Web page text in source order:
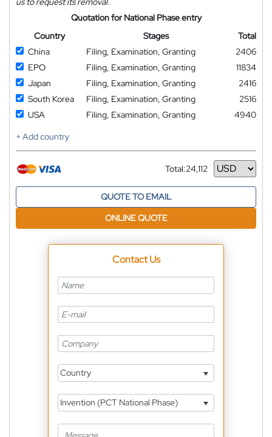
Quotation for National Phase entry
Country
Stages
Total
China
Filing, Examination, Granting
2406
EPO
Filing, Examination, Granting
11834
Japan
Filing, Examination, Granting
2416
South Korea
Filing, Examination, Granting
2516
USA
Filing, Examination, Granting
4940
+ Add country
Total:24,112
Currency
QUOTE TO EMAIL
ONLINE QUOTE
Contact Us
Country
Invention (PCT National Phase)